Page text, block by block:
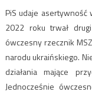
PiS udaje asertywność
2022 roku trwał
ówczesny rzecznik
narodu ukraińskiego.
działania mające
Jednocześnie